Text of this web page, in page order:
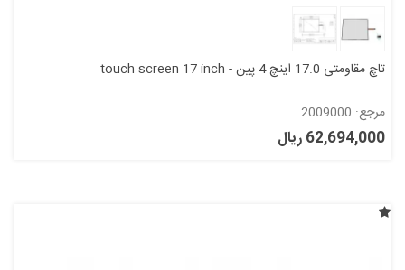
تاچ مقاومتی 17.0 اینچ 4 پین - touch screen 17 inch
مرجع: 2009000
62,694,000 ریال